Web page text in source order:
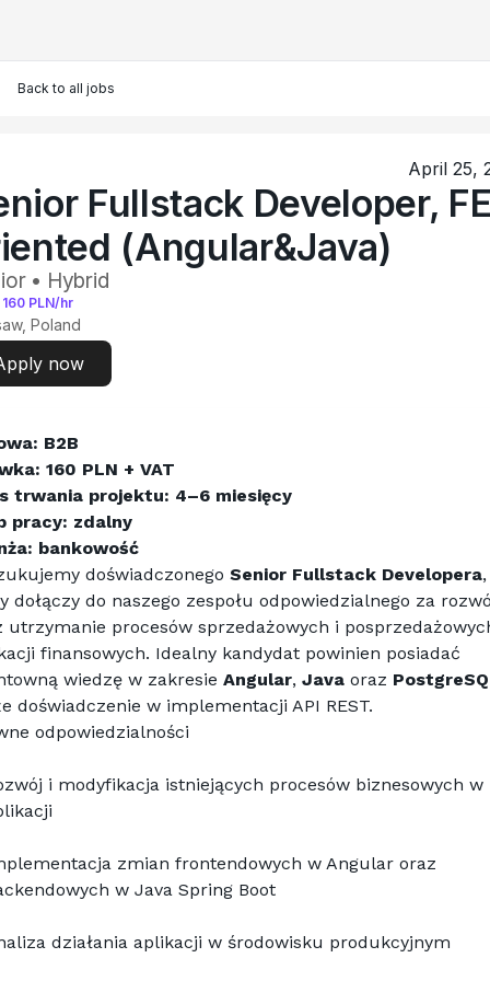
Back to all jobs
April 25,
Fullstack Developer,
(Angular&Java)
• Hybrid
160 PLN/hr
Poland
now
B2B
160 PLN + VAT
trwania projektu: 4–6 miesięcy
pracy: zdalny
bankowość
doświadczonego Senior Fullstack Developera,
dołączy do naszego zespołu odpowiedzialnego za
utrzymanie procesów sprzedażowych i
finansowych. Idealny kandydat powinien posiadać
wiedzę w zakresie Angular, Java oraz
doświadczenie w implementacji API REST.
odpowiedzialności
i modyfikacja istniejących procesów biznesowych w
zmian frontendowych w Angular oraz
w Java Spring Boot
działania aplikacji w środowisku produkcyjnym